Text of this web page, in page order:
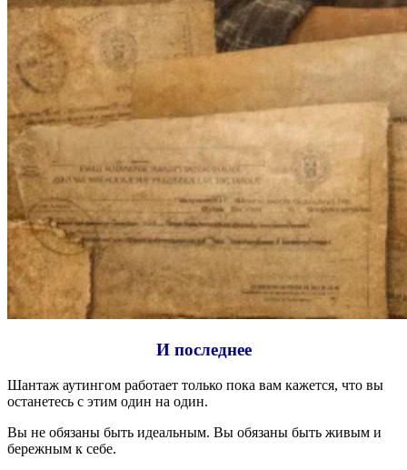
И последнее
Шантаж аутингом работает только пока вам кажется, что вы
останетесь с этим один на один.
Вы не обязаны быть идеальным. Вы обязаны быть живым и
бережным к себе.